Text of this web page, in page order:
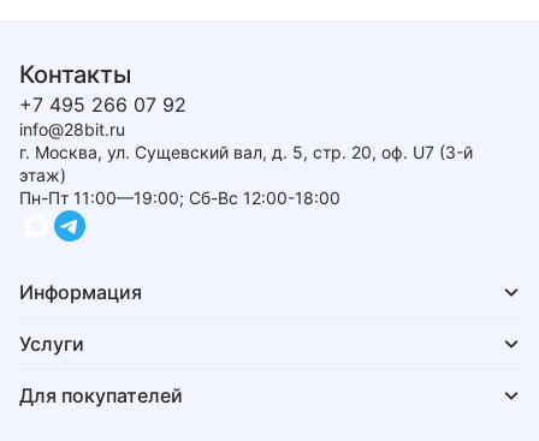
Контакты
+7 495 266 07 92
info@28bit.ru
г. Москва, ул. Сущевский вал, д. 5, стр. 20, оф. U7 (3-й
этаж)
Пн-Пт 11:00—19:00; Сб-Вс 12:00-18:00
Информация
Услуги
Для покупателей